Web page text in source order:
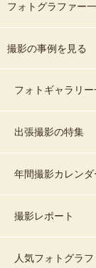
フォトグラファー
撮影の事例を見る
フォトギャラリ
出張撮影の特集
年間撮影カレンダ
撮影レポート
人気フォトグラ